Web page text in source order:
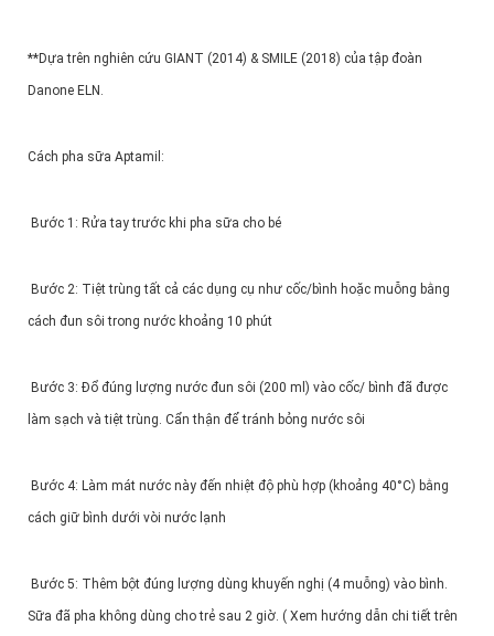
**Dựa trên nghiên cứu GIANT (2014) & SMILE (2018) của tập đoàn
Danone ELN.
Cách pha sữa Aptamil:
Bước 1: Rửa tay trước khi pha sữa cho bé
Bước 2: Tiệt trùng tất cả các dụng cụ như cốc/bình hoặc muỗng bằng
cách đun sôi trong nước khoảng 10 phút
Bước 3: Đổ đúng lượng nước đun sôi (200 ml) vào cốc/ bình đã được
làm sạch và tiệt trùng. Cẩn thận để tránh bỏng nước sôi
Bước 4: Làm mát nước này đến nhiệt độ phù hợp (khoảng 40°C) bằng
cách giữ bình dưới vòi nước lạnh
Bước 5: Thêm bột đúng lượng dùng khuyến nghị (4 muỗng) vào bình.
Sữa đã pha không dùng cho trẻ sau 2 giờ. ( Xem hướng dẫn chi tiết trên